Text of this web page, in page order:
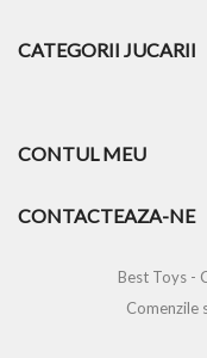
CATEGORII JUCARII
CONTUL MEU
CONTACTEAZA-NE
Best Toys -
Comenzile